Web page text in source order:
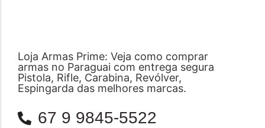
Loja Armas Prime: Veja como comprar
armas no Paraguai com entrega segura
Pistola, Rifle, Carabina, Revólver,
Espingarda das melhores marcas.
67 9 9845-5522